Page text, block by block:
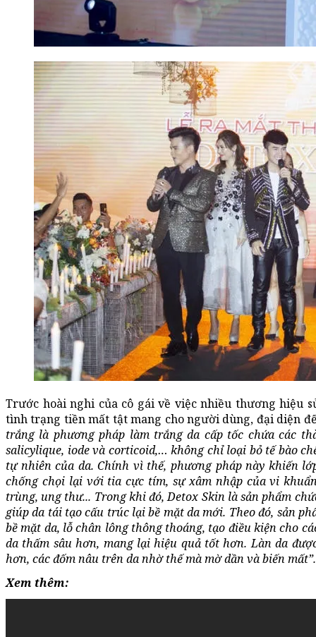
Trước hoài nghi của cô gái về việc nhiều thương hiệu
tình trạng tiền mất tật mang cho người dùng, đại diện
trắng là phương pháp làm trắng da cấp tốc chứa các
salicylique, iode và corticoid,… không chỉ loại bỏ tế bào
tự nhiên của da. Chính vì thế, phương pháp này khiến
chống chọi lại với tia cực tím, sự xâm nhập của vi
trùng, ung thư... Trong khi đó, Detox Skin là sản phẩm
giúp da tái tạo cấu trúc lại bề mặt da mới. Theo đó, sản
bề mặt da, lỗ chân lông thông thoáng, tạo điều kiện cho
da thấm sâu hơn, mang lại hiệu quả tốt hơn. Làn da
hơn, các đốm nâu trên da nhờ thế mà mờ dần và biến mất”.
Xem thêm: